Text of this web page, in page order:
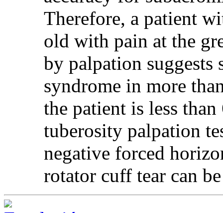
Therefore, a patient
old with pain at the
by palpation suggests
syndrome in more
the patient is less
tuberosity palpation
negative forced
rotator cuff tear can